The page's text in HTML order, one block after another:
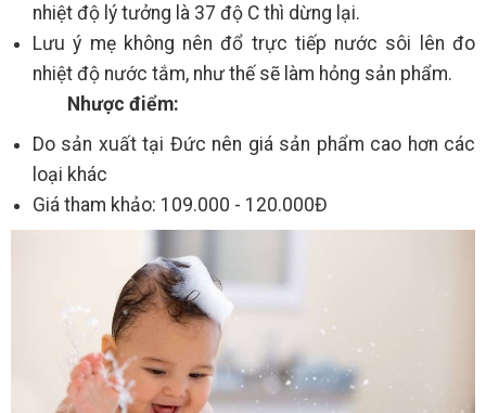
nhiệt độ lý tưởng là 37 độ C thì dừng lại.
Lưu ý mẹ không nên đổ trực tiếp nước sôi lên đo
nhiệt độ nước tắm, như thế sẽ làm hỏng sản phẩm.
Nhược điểm:
Do sản xuất tại Đức nên giá sản phẩm cao hơn các
loại khác
Giá tham khảo: 109.000 - 120.000Đ